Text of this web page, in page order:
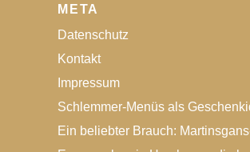
META
Datenschutz
Kontakt
Impressum
Schlemmer-Menüs als
Ein beliebter Brauch: